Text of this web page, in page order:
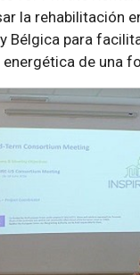
la rehabilitación
Bélgica para
de una